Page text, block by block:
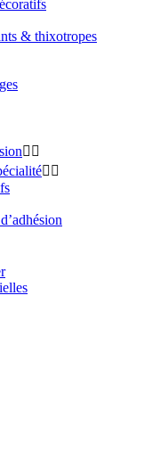
& thixotropes
 
 